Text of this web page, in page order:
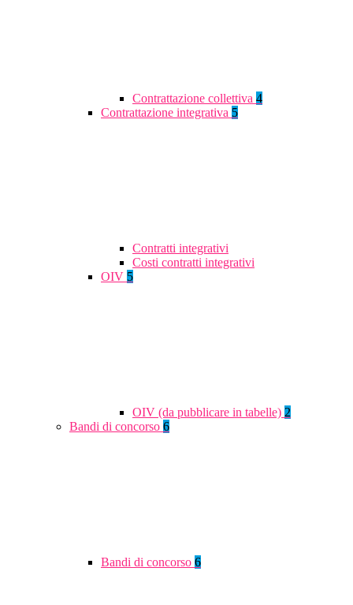
Contrattazione collettiva 4
Contrattazione integrativa 5
Contratti integrativi
Costi contratti integrativi
OIV 5
OIV (da pubblicare in tabelle) 2
Bandi di concorso 6
Bandi di concorso 6